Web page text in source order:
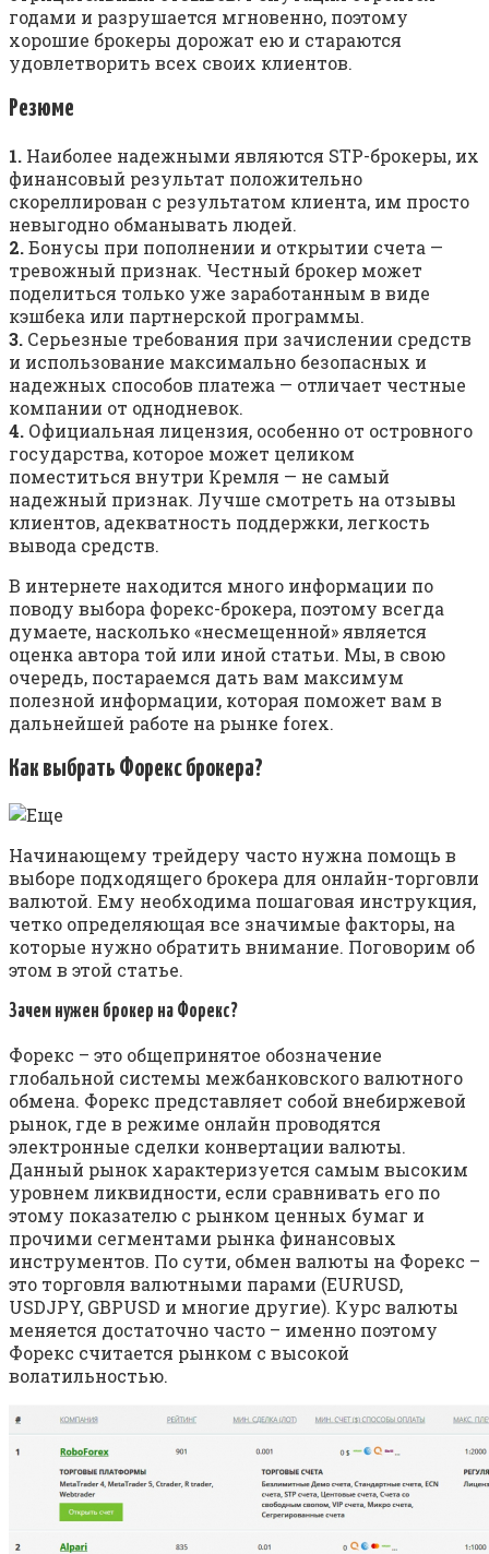
годами и разрушается мгновенно, поэтому
хорошие брокеры дорожат ею и стараются
удовлетворить всех своих клиентов.
Резюме
1. Наиболее надежными являются STP-брокеры, их
финансовый результат положительно
скореллирован с результатом клиента, им просто
невыгодно обманывать людей.
2.Бонусы при пополнении и открытии счета —
тревожный признак. Честный брокер может
поделиться только уже заработанным в виде
кэшбека или партнерской программы.
3. Серьезные требования при зачислении средств
и использование максимально безопасных и
надежных способов платежа — отличает честные
компании от однодневок.
4. Официальная лицензия, особенно от островного
государства, которое может целиком
поместиться внутри Кремля — не самый
надежный признак. Лучше смотреть на отзывы
клиентов, адекватность поддержки, легкость
вывода средств.
В интернете находится много информации по
поводу выбора форекс-брокера, поэтому всегда
думаете, насколько «несмещенной» является
оценка автора той или иной статьи. Мы, в свою
очередь, постараемся дать вам максимум
полезной информации, которая поможет вам в
дальнейшей работе на рынке forex.
Как выбрать Форекс брокера?
Начинающему трейдеру часто нужна помощь в
выборе подходящего брокера для онлайн-торговли
валютой. Ему необходима пошаговая инструкция,
четко определяющая все значимые факторы, на
которые нужно обратить внимание. Поговорим об
этом в этой статье.
Зачем нужен брокер на Форекс?
Форекс – это общепринятое обозначение
глобальной системы межбанковского валютного
обмена. Форекс представляет собой внебиржевой
рынок, где в режиме онлайн проводятся
электронные сделки конвертации валюты.
Данный рынок характеризуется самым высоким
уровнем ликвидности, если сравнивать его по
этому показателю с рынком ценных бумаг и
прочими сегментами рынка финансовых
инструментов. По сути, обмен валюты на Форекс –
это торговля валютными парами (EURUSD,
USDJPY, GBPUSD и многие другие). Курс валюты
меняется достаточно часто – именно поэтому
Форекс считается рынком с высокой
волатильностью.